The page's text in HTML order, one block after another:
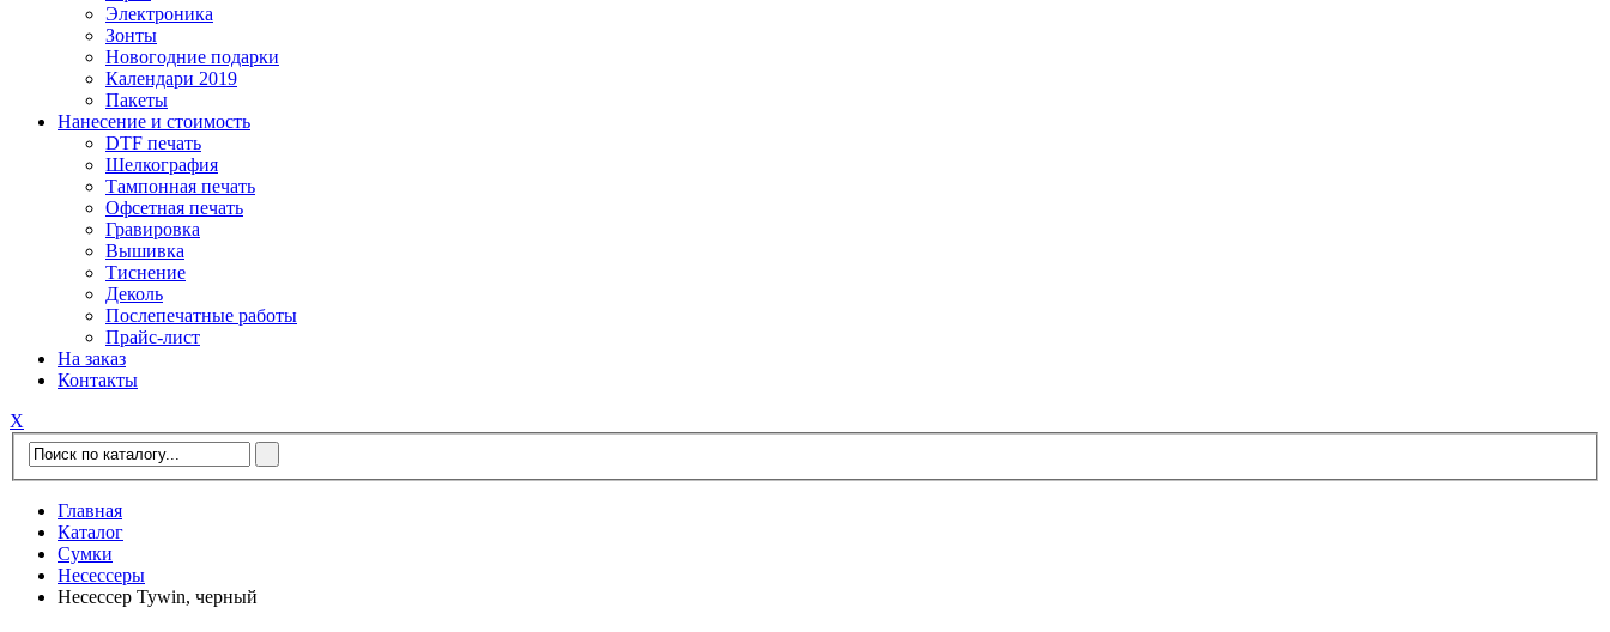
Электроника
Зонты
Новогодние подарки
Календари 2019
Пакеты
Нанесение и стоимость
DTF печать
Шелкография
Тампонная печать
Офсетная печать
Гравировка
Вышивка
Тиснение
Деколь
Послепечатные работы
Прайс-лист
На заказ
Контакты
Х
Главная
Каталог
Сумки
Несессеры
Несессер Tywin, черный